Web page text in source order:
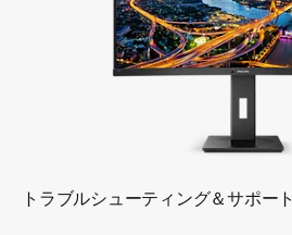
トラブルシューティング＆サポート